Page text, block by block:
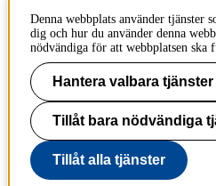
Kontakt
KTH
100 44 Stockholm
+46 8 790 60 00
Kontakta KTH
Jobba på KTH
Press och media
Faktura och betalning KTH
Om KTH:s webbplatser
Denna webbplats använder tjänster
dig och hur du använder denna
nödvändiga för att webbplatsen ska
Hantera valbara tjänster
Tillåt bara nödvändiga
Tillåt alla tjänster